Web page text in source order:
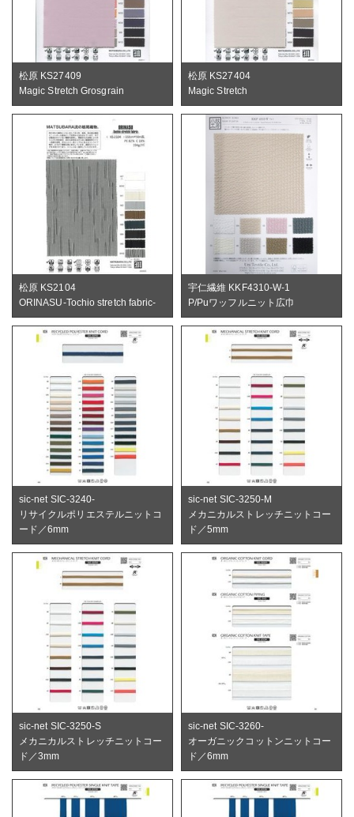
松原 KS27409
Magic Stretch Grosgrain
松原 KS27404
Magic Stretch
松原 KS2104
ORINASU-Tochio stretch fabric-
宇仁繊維 KKF4310-W-1
P/Puワッフルニット広巾
sic-net SIC-3240-
リサイクルポリエステルニットコ
ード／6mm
sic-net SIC-3250-M
メカニカルストレッチニットコー
ド／5mm
sic-net SIC-3250-S
メカニカルストレッチニットコー
ド／3mm
sic-net SIC-3260-
オーガニックコットンニットコー
ド／6mm